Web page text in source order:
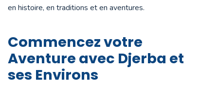
en histoire, en traditions et en aventures.
Commencez votre
Aventure avec Djerba et
ses Environs